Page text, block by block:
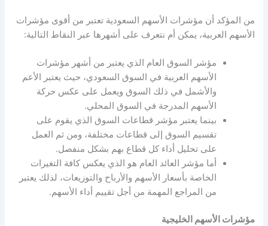
من المؤكد أن مؤشرات الأسهمالسعودية تعتبر من أقوى مؤشرات
الأسهم العربية، يمكن أم نتعرف على أشهرها عبر النقاط التالية:
مؤشر السوق العام الذي يعتبر من أشهر مؤشرات
الأسهم العربيةفي السوق السعودي، حيث يعتبر الأعم
والأشمل في ذلك السوق ويعمل على عكس حركة
الأسهم المدرجة في السوق المحلي.
بينما يعتبر مؤشر قطاعات السوق الذي يقوم على
تقسيم السوق إلى قطاعات مختلفة، ومن ثم العمل
على تحليل أداء كل قطاع بهم بشكل منفصل.
أما مؤشر العائد العام هو الذي يعكس كافة التغيرات
الخاصة بأسعار الأسهم والأرباح والتوزيعات، لذلك يعتبر
من المراجع المهمة من أجل تقييم أداء الأسهم.
مؤشرات الأسهم الخليجية